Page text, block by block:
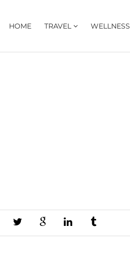
HOME TRAVEL WELLNESS